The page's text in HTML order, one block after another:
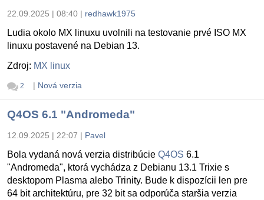
22.09.2025 | 08:40 | redhawk1975
Ludia okolo MX linuxu uvolnili na testovanie prvé ISO MX
linuxu postavené na Debian 13.
Zdroj: MX linux
2 | Nová verzia
Q4OS 6.1 "Andromeda"
12.09.2025 | 22:07 | Pavel
Bola vydaná nová verzia distribúcie Q4OS 6.1
"Andromeda", ktorá vychádza z Debianu 13.1 Trixie s
desktopom Plasma alebo Trinity. Bude k dispozícii len pre
64 bit architektúru, pre 32 bit sa odporúča staršia verzia